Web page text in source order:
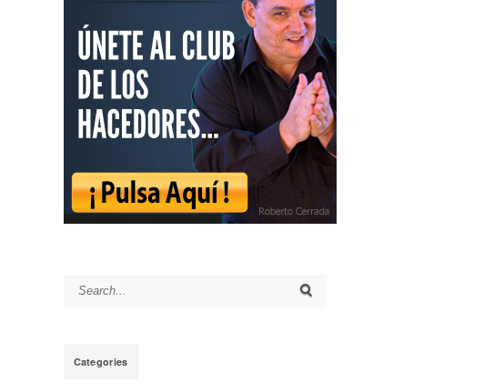
Search for:
Categories